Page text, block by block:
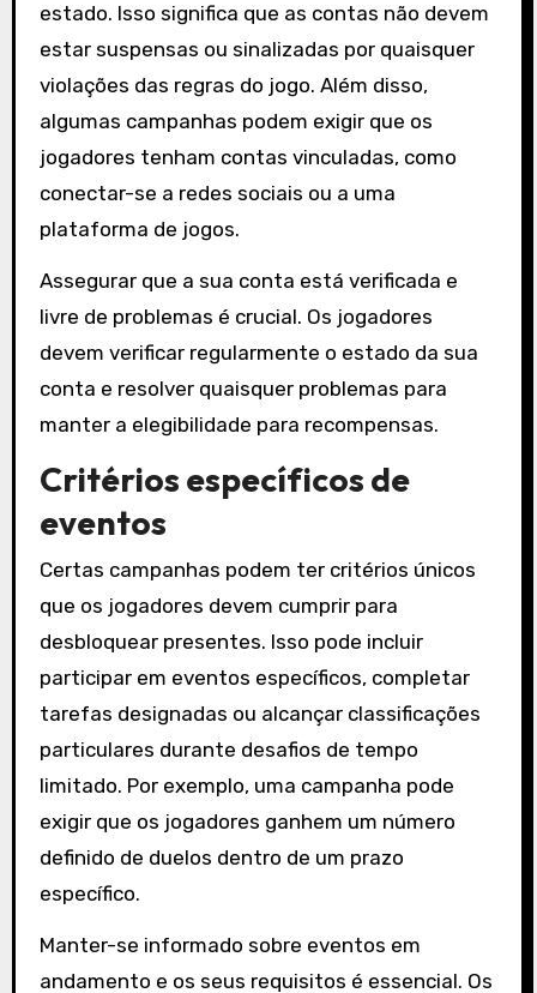
estado. Isso significa que as contas não devem
estar suspensas ou sinalizadas por quaisquer
violações das regras do jogo. Além disso,
algumas campanhas podem exigir que os
jogadores tenham contas vinculadas, como
conectar-se a redes sociais ou a uma
plataforma de jogos.
Assegurar que a sua conta está verificada e
livre de problemas é crucial. Os jogadores
devem verificar regularmente o estado da sua
conta e resolver quaisquer problemas para
manter a elegibilidade para recompensas.
Critérios específicos de
eventos
Certas campanhas podem ter critérios únicos
que os jogadores devem cumprir para
desbloquear presentes. Isso pode incluir
participar em eventos específicos, completar
tarefas designadas ou alcançar classificações
particulares durante desafios de tempo
limitado. Por exemplo, uma campanha pode
exigir que os jogadores ganhem um número
definido de duelos dentro de um prazo
específico.
Manter-se informado sobre eventos em
andamento e os seus requisitos é essencial. Os